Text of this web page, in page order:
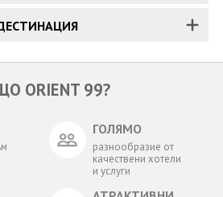
ORIENT 99?
ГОЛЯМО
разнообразие от
качествени хотели
и услуги